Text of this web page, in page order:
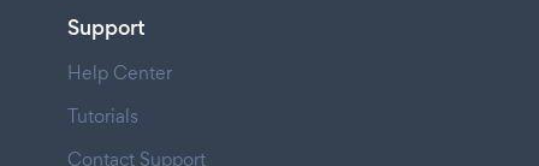
Support
Help Center
Tutorials
Contact Support